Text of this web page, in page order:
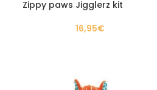
Zippy paws Jigglerz kit
16,95€